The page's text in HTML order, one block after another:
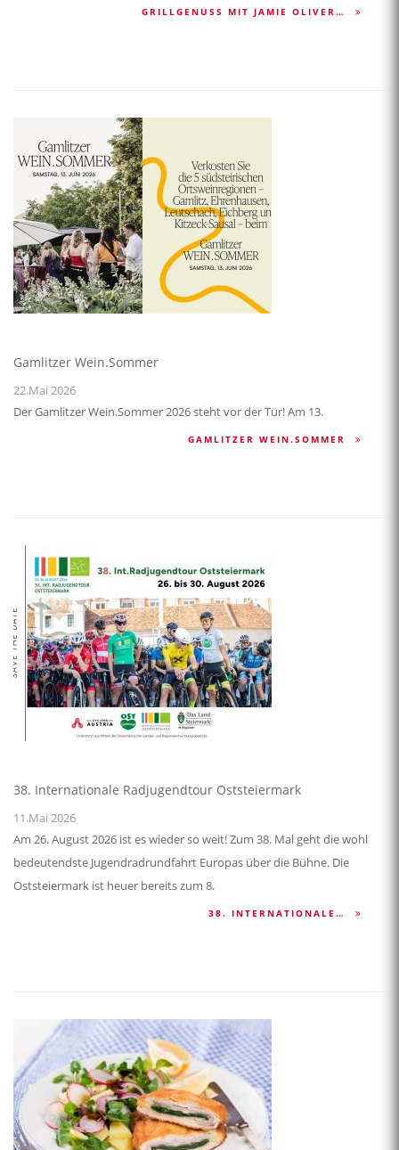
GRILLGENUSS MIT JAMIE OLIVER…
Gamlitzer Wein.Sommer
22.Mai 2026
Der Gamlitzer Wein.Sommer 2026 steht vor der Tür! Am 13.
GAMLITZER WEIN.SOMMER
38. Internationale Radjugendtour Oststeiermark
11.Mai 2026
Am 26. August 2026 ist es wieder so weit! Zum 38. Mal geht die wohl
bedeutendste Jugendradrundfahrt Europas über die Bühne. Die
Oststeiermark ist heuer bereits zum 8.
38. INTERNATIONALE…